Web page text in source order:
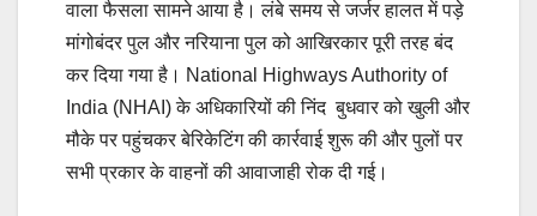
वाला फैसला सामने आया है। लंबे समय से जर्जर हालत में पड़े
मांगोबंदर पुल और नरियाना पुल को आखिरकार पूरी तरह बंद
कर दिया गया है। National Highways Authority of
India (NHAI) के अधिकारियों की निंद बुधवार को खुली और
मौके पर पहुंचकर बेरिकेटिंग की कार्रवाई शुरू की और पुलों पर
सभी प्रकार के वाहनों की आवाजाही रोक दी गई।